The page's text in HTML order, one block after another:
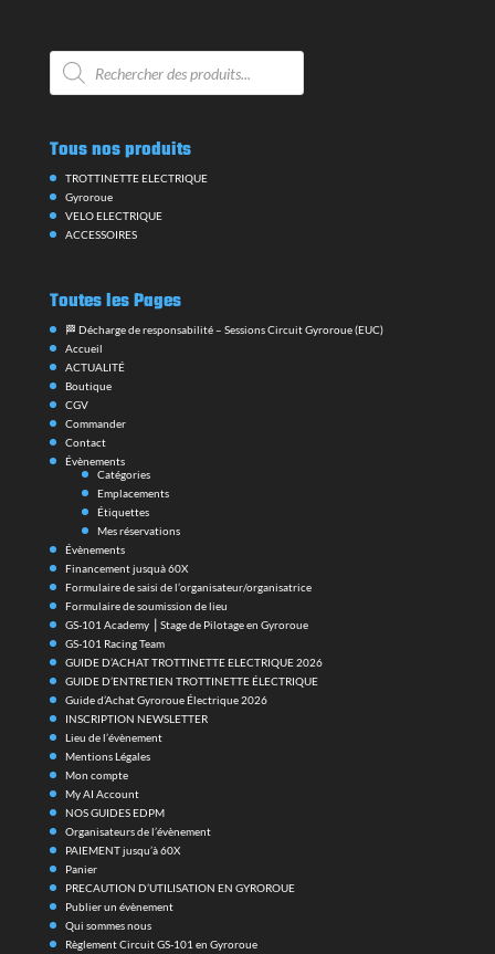
Recherche
produits
Tous nos produits
TROTTINETTE ELECTRIQUE
Gyroroue
VELO ELECTRIQUE
ACCESSOIRES
Toutes les Pages
🏁 Décharge de responsabilité – Sessions Circuit Gyroroue (EUC)
Accueil
ACTUALITÉ
Boutique
CGV
Commander
Contact
Évènements
Catégories
Emplacements
Étiquettes
Mes réservations
Évènements
Financement jusquà 60X
Formulaire de saisi de l’organisateur/organisatrice
Formulaire de soumission de lieu
GS-101 Academy ⎪Stage de Pilotage en Gyroroue
GS-101 Racing Team
GUIDE D’ACHAT TROTTINETTE ELECTRIQUE 2026
GUIDE D’ENTRETIEN TROTTINETTE ÉLECTRIQUE
Guide d’Achat Gyroroue Électrique 2026
INSCRIPTION NEWSLETTER
Lieu de l’évènement
Mentions Légales
Mon compte
My AI Account
NOS GUIDES EDPM
Organisateurs de l’évènement
PAIEMENT jusqu’à 60X
Panier
PRECAUTION D’UTILISATION EN GYROROUE
Publier un évènement
Qui sommes nous
Règlement Circuit GS-101 en Gyroroue